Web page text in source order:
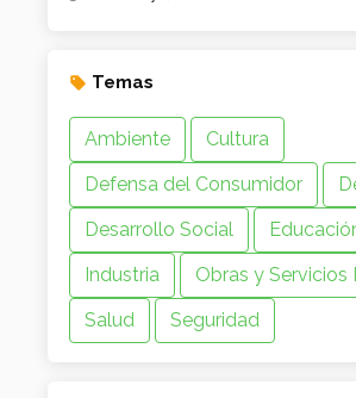
Temas
Ambiente
Cultura
Defensa del Consumidor
Desarrollo Social
Industria
Obras y Servicios
Salud
Seguridad